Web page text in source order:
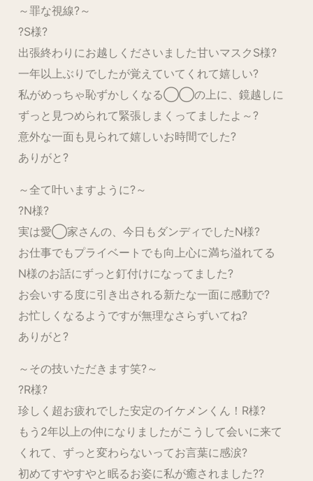
～罪な視線?～
?S様?
出張終わりにお越しくださいました甘いマスクS様?
一年以上ぶりでしたが覚えていてくれて嬉しい?
私がめっちゃ恥ずかしくなる◯◯の上に、鏡越しに
ずっと見つめられて緊張しまくってましたよ～?
意外な一面も見られて嬉しいお時間でした?
ありがと?
～全て叶いますように?～
?N様?
実は愛◯家さんの、今日もダンディでしたN様?
お仕事でもプライベートでも向上心に満ち溢れてる
N様のお話にずっと釘付けになってました?
お会いする度に引き出される新たな一面に感動で?
お忙しくなるようですが無理なさらずいてね?
ありがと?
～その技いただきます笑?～
?R様?
珍しく超お疲れでした安定のイケメンくん！R様?
もう2年以上の仲になりましたがこうして会いに来て
くれて、ずっと変わらないってお言葉に感涙?
初めてすやすやと眠るお姿に私が癒されました??